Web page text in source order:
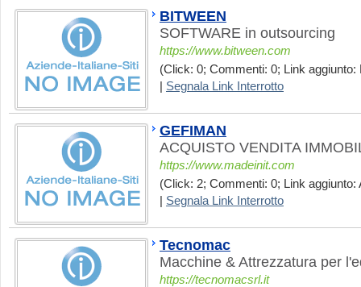
BITWEEN
SOFTWARE in outsourcing
https://www.bitween.com
(Click: 0; Commenti: 0; Link aggiunto:
Segnala Link Interrotto
GEFIMAN
ACQUISTO VENDITA
https://www.madeinit.com
(Click: 2; Commenti: 0; Link aggiunto:
Segnala Link Interrotto
Tecnomac
Macchine & Attrezzatura per
https://tecnomacsrl.it